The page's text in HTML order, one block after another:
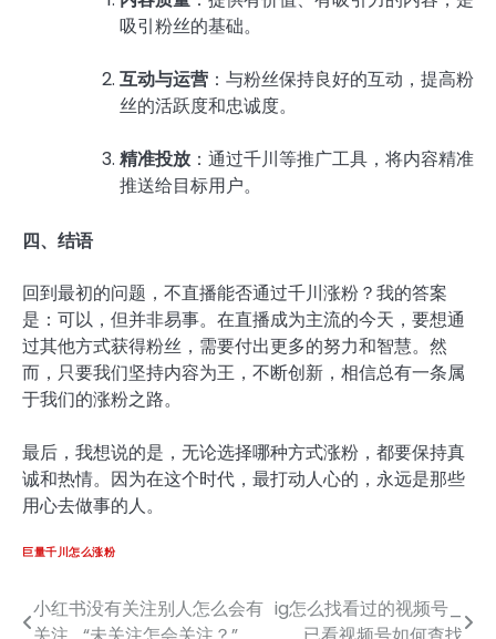
吸引粉丝的基础。
互动与运营 ：与粉丝保持良好的互动，提高粉
丝的活跃度和忠诚度。
精准投放：通过千川等推广工具，将内容精准
推送给目标用户。
四、结语
回到最初的问题，不直播能否通过千川涨粉？我的答案
是：可以，但并非易事。在直播成为主流的今天，要想通
过其他方式获得粉丝，需要付出更多的努力和智慧。然
而，只要我们坚持内容为王，不断创新，相信总有一条属
于我们的涨粉之路。
最后，我想说的是，无论选择哪种方式涨粉，都要保持真
诚和热情。因为在这个时代，最打动人心的，永远是那些
用心去做事的人。
巨量千川怎么涨粉
文小红书没有关注别人怎么会有 ig怎么找看过的视频号_